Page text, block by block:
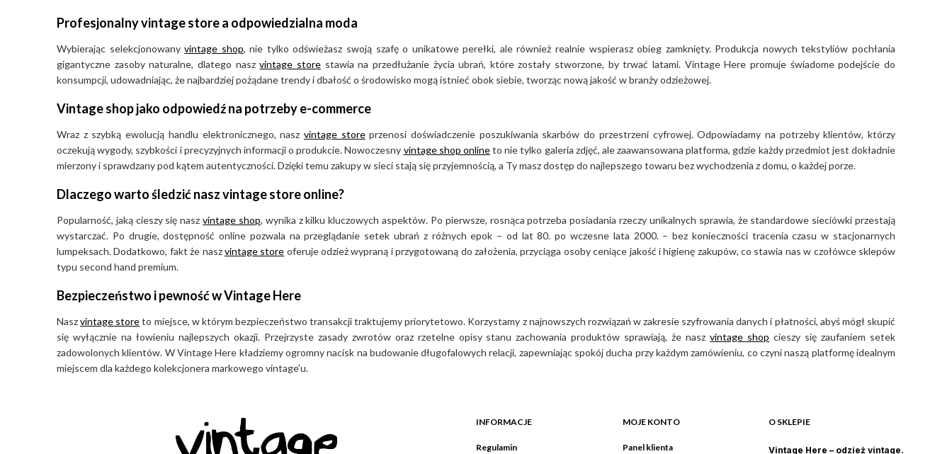
Profesjonalny vintage store a odpowiedzialna moda
Wybierając selekcjonowanyvintage shop, nie tylko odświeżasz swoją szafę o unikatowe perełki, ale również realnie wspierasz obieg zamknięty. Produkcja nowych tekstyliów pochłania
gigantyczne zasoby naturalne, dlatego naszvintage storestawia na przedłużanie życia ubrań, które zostały stworzone, by trwać latami. Vintage Here promuje świadome podejście do
konsumpcji, udowadniając, że najbardziej pożądane trendy i dbałość o środowisko mogą istnieć obok siebie, tworząc nową jakość w branży odzieżowej.
Vintage shop jako odpowiedź na potrzeby e-commerce
Wraz z szybką ewolucją handlu elektronicznego, nasz vintage storeprzenosi doświadczenie poszukiwania skarbów do przestrzeni cyfrowej. Odpowiadamy na potrzeby klientów, którzy
oczekują wygody, szybkości i precyzyjnych informacji o produkcie. Nowoczesny vintage shop onlineto nie tylko galeria zdjęć, ale zaawansowana platforma, gdzie każdy przedmiot jest dokładnie
mierzony i sprawdzany pod kątem autentyczności. Dzięki temu zakupy w sieci stają się przyjemnością, a Ty masz dostęp do najlepszego towaru bez wychodzenia z domu, o każdej porze.
Dlaczego warto śledzić nasz vintage store online?
Popularność, jaką cieszy się naszvintage shop, wynika z kilku kluczowych aspektów. Po pierwsze, rosnąca potrzeba posiadania rzeczy unikalnych sprawia, że standardowe sieciówki przestają
wystarczać. Po drugie, dostępność online pozwala na przeglądanie setek ubrań z różnych epok – od lat 80. po wczesne lata 2000. – bez konieczności tracenia czasu w stacjonarnych
lumpeksach. Dodatkowo, fakt że naszvintage store oferuje odzież wypraną i przygotowaną do założenia, przyciąga osoby ceniące jakość i higienę zakupów, co stawia nas w czołówce sklepów
typu second hand premium.
Bezpieczeństwo i pewność w Vintage Here
Naszvintage storeto miejsce, w którym bezpieczeństwo transakcji traktujemy priorytetowo. Korzystamy z najnowszych rozwiązań w zakresie szyfrowania danych i płatności, abyś mógł skupić
się wyłącznie na łowieniu najlepszych okazji. Przejrzyste zasady zwrotów oraz rzetelne opisy stanu zachowania produktów sprawiają, że naszvintage shop cieszy się zaufaniem setek
zadowolonych klientów. W Vintage Here kładziemy ogromny nacisk na budowanie długofalowych relacji, zapewniając spokój ducha przy każdym zamówieniu, co czyni naszą platformę idealnym
miejscem dla każdego kolekcjonera markowego vintage’u.
INFORMACJE
Regulamin
MOJE KONTO
Panel klienta
O SKLEPIE
Vintage Here – odzież vintage.